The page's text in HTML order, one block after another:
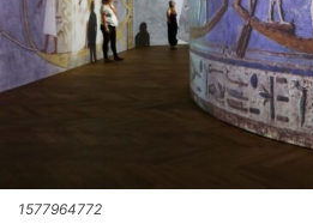
1577964772